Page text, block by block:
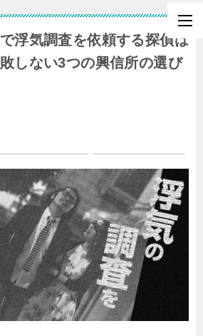
浮気調査を依頼する探偵は
しない3つの興信所の選び